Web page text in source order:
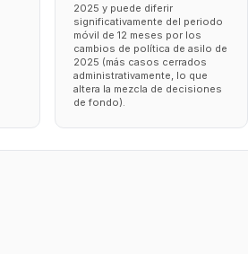
2025 y puede diferir
significativamente del periodo
móvil de 12 meses por los
cambios de política de asilo de
2025 (más casos cerrados
administrativamente, lo que
altera la mezcla de decisiones
de fondo).